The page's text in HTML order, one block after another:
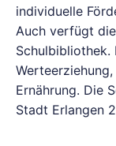
individuelle
Auch verfügt
Schulbibliothek.
Ernährung. Die
Stadt Erlangen